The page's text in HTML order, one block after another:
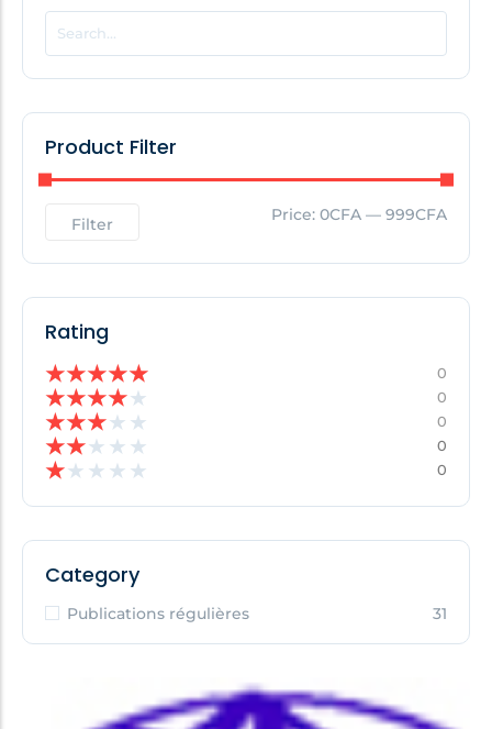
POPULAR THIS WEEK
No Posts Found!
No Posts Found!
Product Filter
Filter Price: 0CFA — 999CFA
Rating
★★★★★ 0
★★★★★ 0
★★★★ ★ 0
★★★ ★ ★ 0
★★ ★ ★ ★ 0
Category
Publications régulières 31